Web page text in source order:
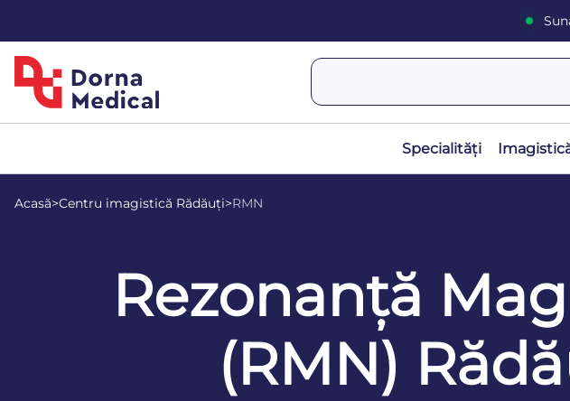
Specialități
Acasă>Centru imagistică Rădăuți>RMN
Rezonanță
(RMN)